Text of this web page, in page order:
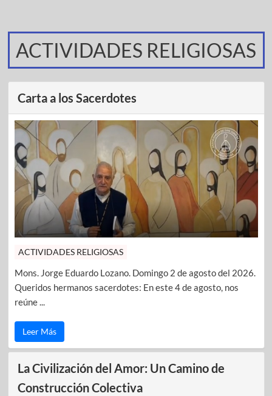
ACTIVIDADES RELIGIOSAS
Carta a los Sacerdotes
ACTIVIDADES RELIGIOSAS
Mons. Jorge Eduardo Lozano. Domingo 2 de agosto del 2026.
Queridos hermanos sacerdotes: En este 4 de agosto, nos
reúne ...
Leer Más
La Civilización del Amor: Un Camino de
Construcción Colectiva